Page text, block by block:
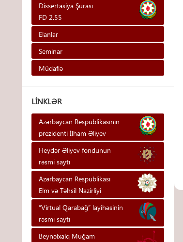
Dissertasiya Şurası
FD 2.55
Elanlar
Seminar
Müdafiə
LINKLƏR
Azərbaycan Respublikasının
prezidenti İlham Əliyev
Heydər Əliyev fondunun
rəsmi saytı
Azərbaycan Respublikası
Elm və Təhsil Nazirliyi
“Virtual Qarabağ” layihəsinin
rəsmi saytı
Beynəlxalq Muğam